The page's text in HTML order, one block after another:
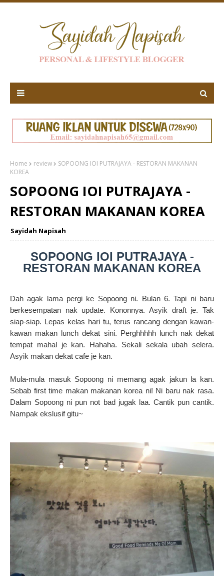
Home review
SOPOONG IOI PUTRAJAYA - RESTORAN MAKANAN
KOREA
SOPOONG IOI PUTRAJAYA -
RESTORAN MAKANAN KOREA
Sayidah Napisah
SOPOONG IOI PUTRAJAYA -
RESTORAN MAKANAN KOREA
Dah agak lama pergi ke Sopoong ni. Bulan 6. Tapi ni baru
berkesempatan nak update. Kononnya. Asyik draft je. Tak
siap-siap. Lepas kelas hari tu, terus rancang dengan kawan-
kawan makan lunch dekat sini. Perghhhhh lunch nak dekat
tempat mahal je kan. Hahaha. Sekali sekala ubah selera.
Asyik makan dekat cafe je kan.
Mula-mula masuk Sopoong ni memang agak jakun la kan.
Sebab first time makan makanan korea ni! Ni baru nak rasa.
Dalam Sopoong ni pun not bad jugak laa. Cantik pun cantik.
Nampak ekslusif gitu~